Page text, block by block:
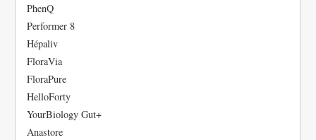
PhenQ
Performer 8
Hépaliv
FloraVia
FloraPure
HelloForty
YourBiology Gut+
Anastore